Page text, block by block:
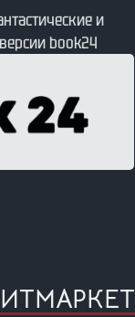
и
book24